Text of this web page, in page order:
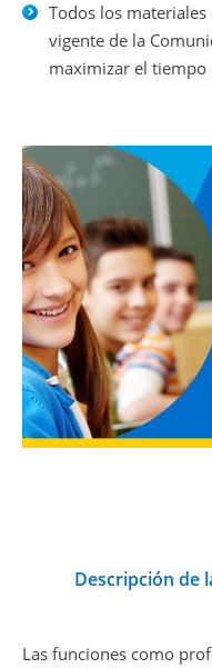
Todos los
vigente de la
maximizar el tiempo
Descripción de
Las funciones como